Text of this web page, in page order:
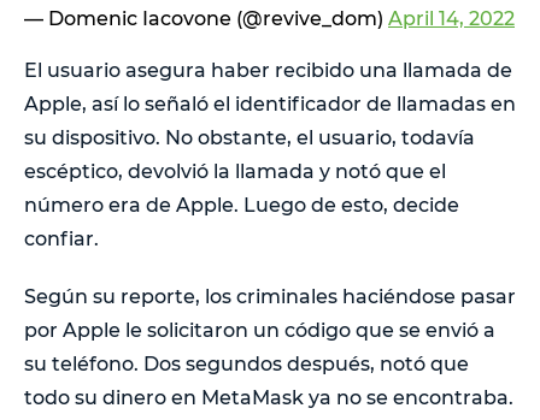
— Domenic Iacovone (@revive_dom) April 14, 2022
El usuario asegura haber recibido una llamada de
Apple, así lo señaló el identificador de llamadas en
su dispositivo. No obstante, el usuario, todavía
escéptico, devolvió la llamada y notó que el
número era de Apple. Luego de esto, decide
confiar.
Según su reporte, los criminales haciéndose pasar
por Apple le solicitaron un código que se envió a
su teléfono. Dos segundos después, notó que
todo su dinero en MetaMask ya no se encontraba.